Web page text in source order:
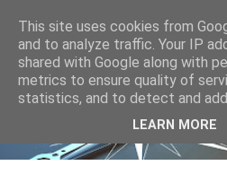
This site uses cookies from
and to analyze traffic. Your IP
shared with Google along with
metrics to ensure quality of
statistics, and to detect and
LEARN MORE